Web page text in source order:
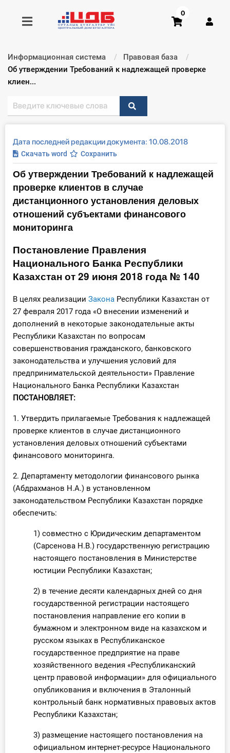
Получить консультацию
Главная ИС
Формы
Консультации
Правовая база
Библиотека бухгалтера
Вебинары
Справочник бухгалтера
Участник ВЭД
Практика ИП
Кадры. Труд. Зарплата.
Учет по отраслям
Юридический помощник
Интернет-магазин
Обучение
Тарифы
Тестирование для
бухгалтера
0
Информационная система
Правовая база
Текущий:
Об утверждении Требований к надлежащей проверке
клиен...
Дата последней редакции документа: 10.08.2018
Скачать word Сохранить
Об утверждении Требований к надлежащей
проверке клиентов в случае
дистанционного установления деловых
отношений субъектами финансового
мониторинга
Постановление Правления
Национального Банка Республики
Казахстан от 29 июня 2018 года № 140
В целях реализации Закона Республики Казахстан от
27 февраля 2017 года «О внесении изменений и
дополнений в некоторые законодательные акты
Республики Казахстан по вопросам
совершенствования гражданского, банковского
законодательства и улучшения условий для
предпринимательской деятельности» Правление
Национального Банка Республики Казахстан
ПОСТАНОВЛЯЕТ:
1. Утвердить прилагаемые Требования к надлежащей
проверке клиентов в случае дистанционного
установления деловых отношений субъектами
финансового мониторинга.
2. Департаменту методологии финансового рынка
(Абдрахманов Н.А.) в установленном
законодательством Республики Казахстан порядке
обеспечить:
1) совместно с Юридическим департаментом
(Сарсенова Н.В.) государственную регистрацию
настоящего постановления в Министерстве
юстиции Республики Казахстан;
2) в течение десяти календарных дней со дня
государственной регистрации настоящего
постановления направление его копии в
бумажном и электронном виде на казахском и
русском языках в Республиканское
государственное предприятие на праве
хозяйственного ведения «Республиканский
центр правовой информации» для официального
опубликования и включения в Эталонный
контрольный банк нормативных правовых актов
Республики Казахстан;
3) размещение настоящего постановления на
официальном интернет-ресурсе Национального